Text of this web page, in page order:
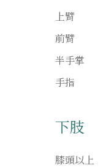
上臂
前臂
半手掌
手指
下肢
膝頭以上